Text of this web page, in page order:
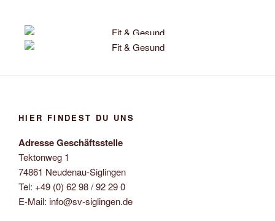
HIER FINDEST DU UNS
Adresse Geschäftsstelle
Tektonweg 1
74861 Neudenau-Siglingen
Tel: +49 (0) 62 98 / 92 29 0
E-Mail: info@sv-siglingen.de